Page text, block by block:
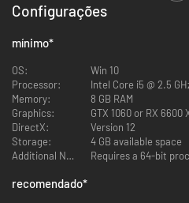
ESCALA
A montanha não poupa ninguém!
cada um com os seus obstáculos
comida duvidosa e gerir as tuas feridas
limita a tua resistência e dificulta a
Configurações
mínimo*
OS:
Win 10
Processor:
Intel Core i5 @ 2.5
Memory:
8 GB RAM
Graphics:
GTX 1060 or RX 6600
DirectX:
Version 12
Storage:
4 GB available space
Additional Notes:
Requires a 64-bit
recomendado*